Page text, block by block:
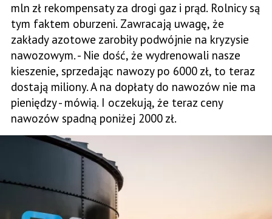
mln zł rekompensaty za drogi gaz i prąd. Rolnicy są
tym faktem oburzeni. Zawracają uwagę, że
zakłady azotowe zarobiły podwójnie na kryzysie
nawozowym. - Nie dość, że wydrenowali nasze
kieszenie, sprzedając nawozy po 6000 zł, to teraz
dostają miliony. A na dopłaty do nawozów nie ma
pieniędzy - mówią. I oczekują, że teraz ceny
nawozów spadną poniżej 2000 zł.